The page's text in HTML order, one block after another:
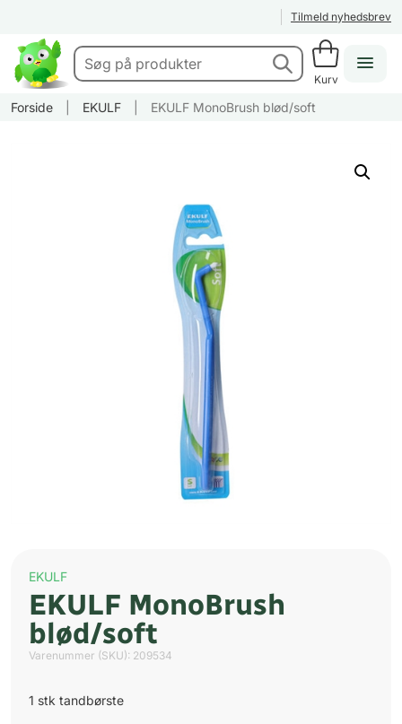
Tilmeld nyhedsbrev
Kurv
Forside EKULF EKULF MonoBrush blød/soft
EKULF
EKULF MonoBrush
blød/soft
Varenummer (SKU): 209534
1 stk tandbørste